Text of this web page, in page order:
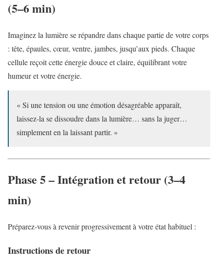
(5–6 min)
Imaginez la lumière se répandre dans chaque partie de votre corps
: tête, épaules, cœur, ventre, jambes, jusqu’aux pieds. Chaque
cellule reçoit cette énergie douce et claire, équilibrant votre
humeur et votre énergie.
« Si une tension ou une émotion désagréable apparaît,
laissez-la se dissoudre dans la lumière… sans la juger…
simplement en la laissant partir. »
Phase 5 – Intégration et retour (3–4
min)
Préparez-vous à revenir progressivement à votre état habituel :
Instructions de retour